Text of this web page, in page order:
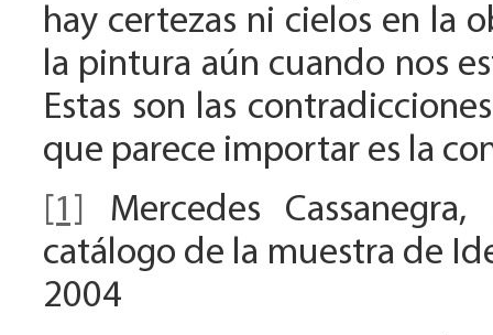
hay certezas ni cielos en la
la pintura aún cuando nos
Estas son las
que parece importar es la
[1]
Mercedes
catálogo de la muestra de
2004